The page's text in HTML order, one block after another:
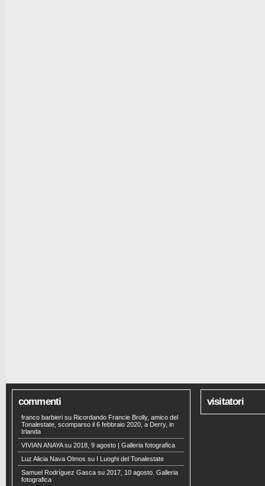
commenti
franco barbieri su Ricordando Francie Brolly, amico del
Tonalestate, scomparso il 6 febbraio 2020, a Derry, in
Irlanda
VIVIAN ANAYAsu 2018, 9 agosto | Galleria fotografica
Luz Alicia Nava Olmos su
I Luoghi del Tonalestate
Samuel Rodríguez Gasca su 2017, 10 agosto. Galleria
fotografica
visitatori